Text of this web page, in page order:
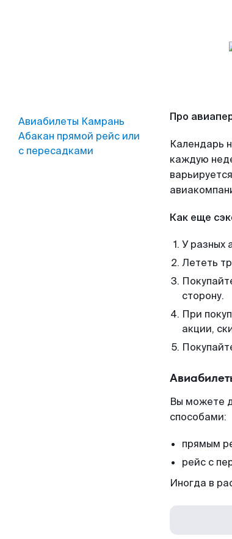
Авиабилеты Камрань
Абакан прямой рейс или
с пересадками
Про
Календарь
каждую
Как еще
У разных
Лететь
сторону.
При
акции,
Вы можете
способами:
прямым
рейс с
Иногда в